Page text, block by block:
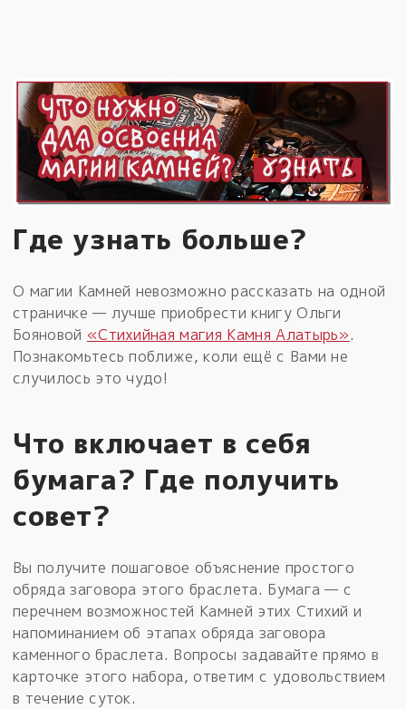
Где узнать больше?
О магии Камней невозможно рассказать на одной
страничке — лучше приобрести книгу Ольги
Бояновой «Стихийная магия Камня Алатырь».
Познакомьтесь поближе, коли ещё с Вами не
случилось это чудо!
Что включает в себя
бумага? Где получить
совет?
Вы получите пошаговое объяснение простого
обряда заговора этого браслета. Бумага — с
перечнем возможностей Камней этих Стихий и
напоминанием об этапах обряда заговора
каменного браслета. Вопросы задавайте прямо в
карточке этого набора, ответим с удовольствием
в течение суток.